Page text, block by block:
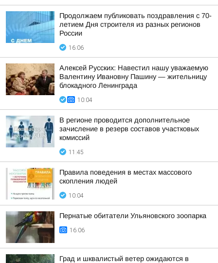
Продолжаем публиковать поздравления с 70-
летием Дня строителя из разных регионов
России
16:06
Алексей Русских: Навестил нашу уважаемую
Валентину Ивановну Пашину — жительницу
блокадного Ленинграда
10:04
В регионе проводится дополнительное
зачисление в резерв составов участковых
комиссий
11:45
Правила поведения в местах массового
скопления людей
10:04
Пернатые обитатели Ульяновского зоопарка
16:06
Град и шквалистый ветер ожидаются в